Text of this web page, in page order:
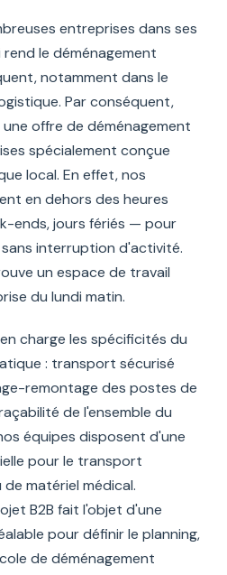
entreprises dans ses
le déménagement
notamment dans le
Par conséquent,
offre de déménagement
spécialement conçue
local. En effet, nos
en dehors des heures
ends, jours fériés — pour
interruption d'activité.
un espace de travail
du lundi matin.
charge les spécificités du
: transport sécurisé
remontage des postes de
de l'ensemble du
équipes disposent d'une
pour le transport
matériel médical.
B2B fait l'objet d'une
pour définir le planning,
de déménagement